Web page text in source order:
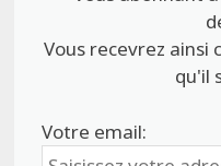
Vous recevrez ainsi
qu'il
Votre email: